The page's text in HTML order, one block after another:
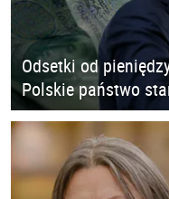
Odsetki od
Polskie państwo